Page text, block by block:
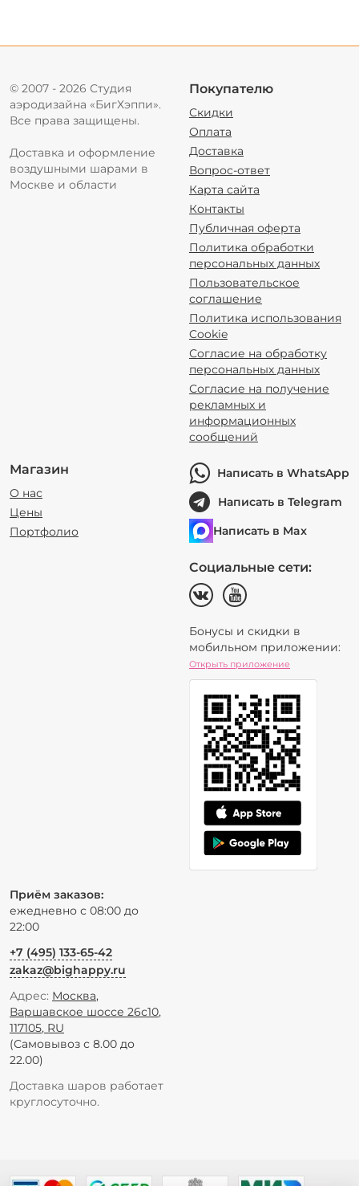
© 2007 - 2026 Студия
аэродизайна «БигХэппи».
Все права защищены.
Доставка и оформление
воздушными шарами в
Москве и области
Покупателю
Скидки
Оплата
Доставка
Вопрос-ответ
Карта сайта
Контакты
Публичная оферта
Политика обработки
персональных данных
Пользовательское
соглашение
Политика использования
Cookie
Согласие на обработку
персональных данных
Согласие на получение
рекламных и
информационных
сообщений
Магазин
О нас
Цены
Портфолио
Написать в WhatsApp
Написать в Telegram
Написать в Max
Социальные сети:
Бонусы и скидки в
мобильном приложении:
Открыть приложение
Приём заказов:
ежедневно с 08:00 до
22:00
+7 (495) 133-65-42
zakaz@bighappy.ru
Адрес: Москва,
Варшавское шоссе 26с10,
117105, RU
(Самовывоз с 8.00 до
22.00)
Доставка шаров работает
круглосуточно.